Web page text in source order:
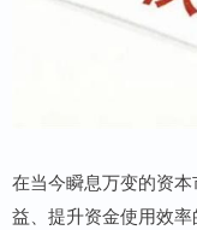
在当今瞬息万变的资
益、提升资金使用效